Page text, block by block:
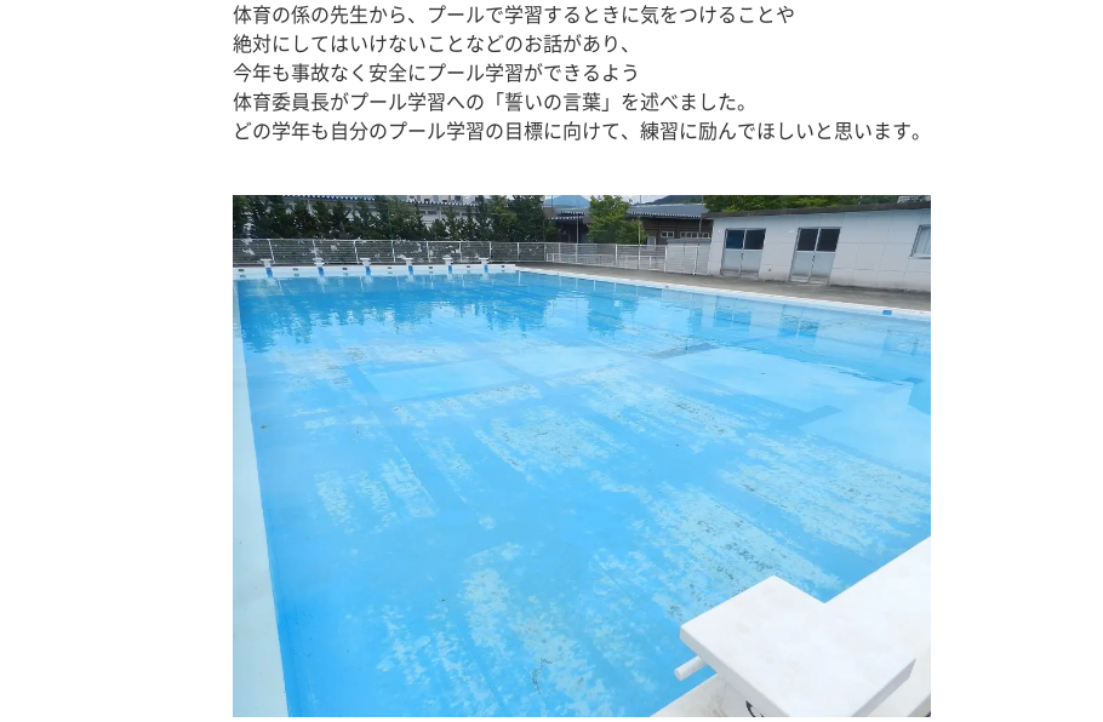
体育の係の先生から、プールで学習するときに気をつけることや
絶対にしてはいけないことなどのお話があり、
今年も事故なく安全にプール学習ができるよう
体育委員長がプール学習への「誓いの言葉」を述べました。
どの学年も自分のプール学習の目標に向けて、練習に励んでほしいと思います。